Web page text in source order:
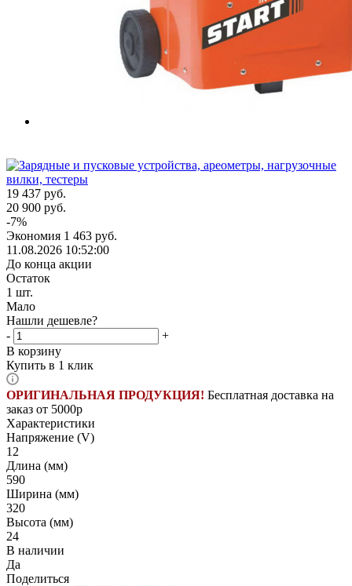
19 437 руб.
20 900 руб.
-7%
Экономия 1 463 руб.
11.08.2026 10:52:00
До конца акции
Остаток
1 шт.
Мало
Нашли дешевле?
-
+
В корзину
Купить в 1 клик
ОРИГИНАЛЬНАЯ ПРОДУКЦИЯ! Бесплатная доставка на
заказ от 5000р
Характеристики
Напряжение (V)
12
Длина (мм)
590
Ширина (мм)
320
Высота (мм)
24
В наличии
Да
Поделиться